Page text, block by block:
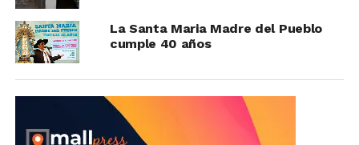
La Santa Maria Madre del Pueblo
cumple 40 años